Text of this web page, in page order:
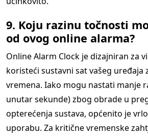
9. Koju razinu točnosti
od ovog online alarma?
Online Alarm Clock je dizajniran za
koristeći sustavni sat vašeg uređaja
vremena. Iako mogu nastati manje
unutar sekunde) zbog obrade u
opterećenja sustava, općenito je
uporabu. Za kritične vremenske